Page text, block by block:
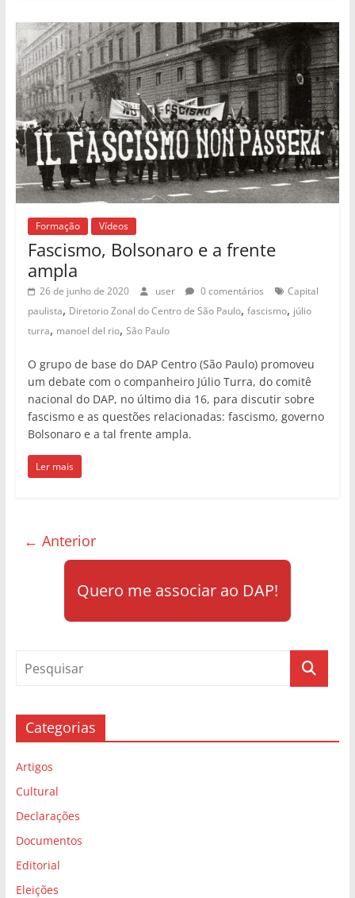
Formação Vídeos
Fascismo, Bolsonaro e a frente
ampla
26 de junho de 2020 user 0 comentários
Capital
paulista, Diretorio Zonal do Centro de São Paulo, fascismo, júlio
turra, manoel del rio, São Paulo
O grupo de base do DAP Centro (São Paulo) promoveu
um debate com o companheiro Júlio Turra, do comitê
nacional do DAP, no último dia 16, para discutir sobre
fascismo e as questões relacionadas: fascismo, governo
Bolsonaro e a tal frente ampla.
Ler mais
← Anterior
Quero me associar ao DAP!
Categorias
Artigos
Cultural
Declarações
Documentos
Editorial
Eleições